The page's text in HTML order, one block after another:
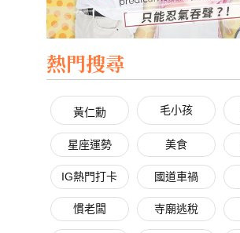
熱門搜尋
黃仁勳 毛小孩
星座運勢 美食
IG熱門打卡 國道車禍
慣老闆 寺廟逃稅